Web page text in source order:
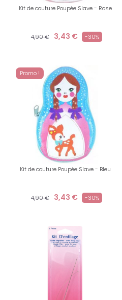
Kit de couture Poupée Slave - Rose
4,90 € 3,43 € -30%
Promo !
Kit de couture Poupée Slave - Bleu
4,90 € 3,43 € -30%